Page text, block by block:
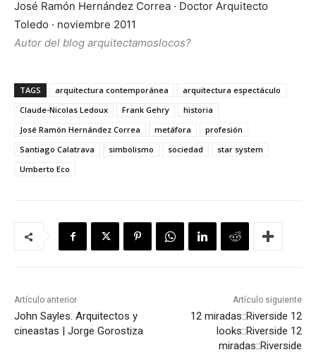
José Ramón Hernández Correa · Doctor Arquitecto
Toledo · noviembre 2011
Autor del blog arquitectamoslocos?
TAGS arquitectura contemporánea
arquitectura espectáculo
Claude-Nicolas Ledoux
Frank Gehry
historia
José Ramón Hernández Correa
metáfora
profesión
Santiago Calatrava
simbolismo sociedad
star system
Umberto Eco
Artículo anterior
John Sayles. Arquitectos y
cineastas | Jorge Gorostiza
Artículo siguiente
12 miradas::Riverside 12
looks::Riverside 12
miradas::Riverside